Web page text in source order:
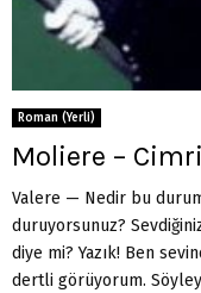
Roman (Yerli)
Moliere – Cimri
Valere — Nedir bu
duruyorsunuz?
diye mi? Yazık! Ben
dertli görüyorum.